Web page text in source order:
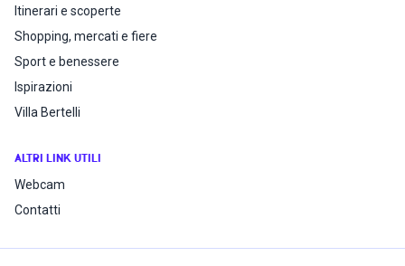
Itinerari e scoperte
Shopping, mercati e fiere
Sport e benessere
Ispirazioni
Villa Bertelli
ALTRI LINK UTILI
Webcam
Contatti